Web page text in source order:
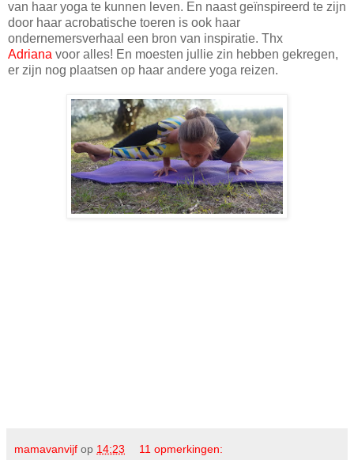
van haar yoga te kunnen leven. En naast geïnspireerd te zijn
door haar acrobatische toeren is ook haar
ondernemersverhaal een bron van inspiratie. Thx
Adriana voor alles! En moesten jullie zin hebben gekregen,
er zijn nog plaatsen op haar andere yoga reizen.
mamavanvijf op 14:23 11 opmerkingen: